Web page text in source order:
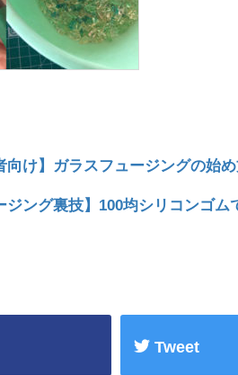
向け】ガラスフュージングの始
ジング裏技】100均シリコンゴ
Tweet